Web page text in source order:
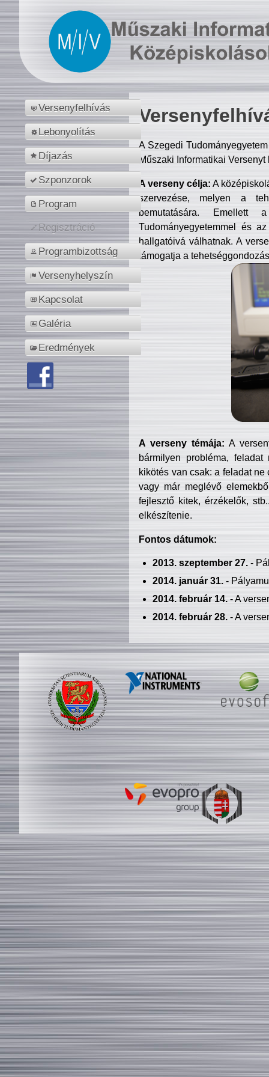
Versenyfelhívás
Lebonyolítás
Díjazás
Szponzorok
Program
Regisztráció
Programbizottság
Versenyhelyszín
Kapcsolat
Galéria
Eredmények
A Szegedi
Műszaki Informatikai
A verseny célja: A
szervezése, melyen a
bemutatására. Emellett
Tudományegyetemmel és
hallgatóivá válhatnak. A
támogatja a
A verseny témája: A
bármilyen probléma, feladat
kikötés van csak: a feladat
vagy már meglévő
fejlesztő kitek, érzékelők,
elkészítenie.
Fontos dátumok:
2013. szeptember 27.-
2014. január 31.-
2014. február 14.- A
2014. február 28.- A